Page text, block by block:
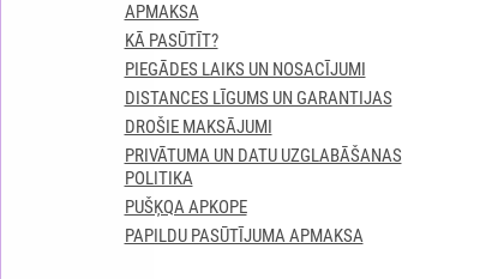
APMAKSA
KĀ PASŪTĪT?
PIEGĀDES LAIKS UN NOSACĪJUMI
DISTANCES LĪGUMS UN GARANTIJAS
DROŠIE MAKSĀJUMI
PRIVĀTUMA UN DATU UZGLABĀŠANAS
POLITIKA
PUŠĶQA APKOPE
PAPILDU PASŪTĪJUMA APMAKSA